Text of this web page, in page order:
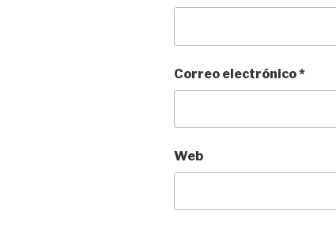
Correo electrónico*
Web